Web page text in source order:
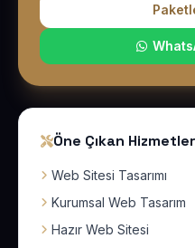
Öne Çıkan Hizmetler
Web Sitesi Tasarımı
Kurumsal Web Tasarım
Hazır Web Sitesi